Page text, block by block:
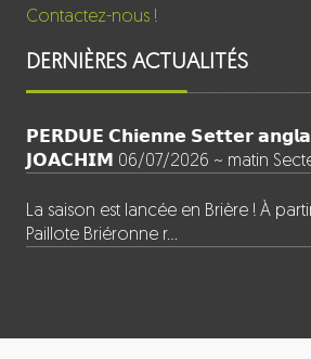
Contactez-nous !
DERNIÈRES ACTUALITÉS
𝗣𝗘𝗥𝗗𝗨𝗘 𝗖𝗵𝗶𝗲𝗻𝗻𝗲 𝗦𝗲𝘁𝘁𝗲𝗿
𝗝𝗢𝗔𝗖𝗛𝗜𝗠 06/07/2026 ~ matin
La saison est lancée en Brière ! À
Paillote Briéronne r…